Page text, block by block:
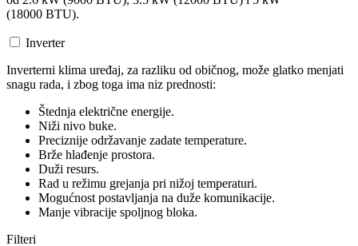
(18000 BTU).
Inverter
Inverterni klima uređaj, za razliku od običnog, može glatko menjati
snagu rada, i zbog toga ima niz prednosti:
Štednja električne energije.
Niži nivo buke.
Preciznije održavanje zadate temperature.
Brže hlađenje prostora.
Duži resurs.
Rad u režimu grejanja pri nižoj temperaturi.
Mogućnost postavljanja na duže komunikacije.
Manje vibracije spoljnog bloka.
Filteri